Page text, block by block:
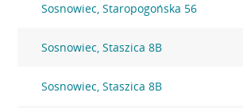
Sosnowiec, Staropogońska 56
Sosnowiec, Staszica 8B
Sosnowiec, Staszica 8B